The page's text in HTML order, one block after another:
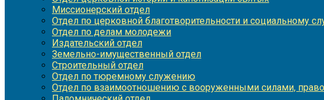
Миссионерский отдел
Отдел по церковной благотворительности и социальному
Отдел по делам молодежи
Издательский отдел
Земельно-имущественный отдел
Строительный отдел
Отдел по тюремному служению
Отдел по взаимоотношению с вооруженными силами,